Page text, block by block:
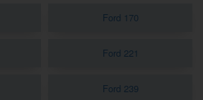
Ford 170
Ford 221
Ford 239